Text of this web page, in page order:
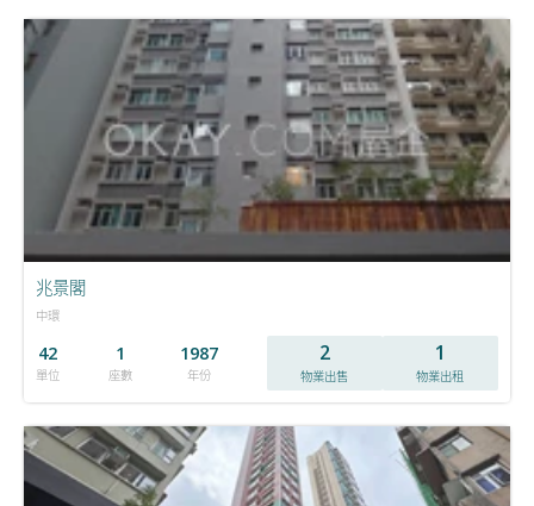
兆景閣
中環
42
單位
1
座數
1987
年份
2
物業出售
1
物業出租